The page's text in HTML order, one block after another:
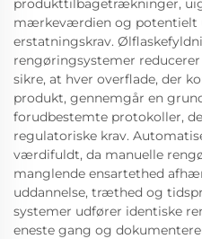
produkttilbagetrækninger,
mærkeværdien og potentielt
erstatningskrav.
rengøringsystemer
sikre, at hver overflade, der
produkt, gennemgår en
forudbestemte protokoller,
regulatoriske krav.
værdifuldt, da manuelle
manglende ensartethed
uddannelse, træthed og
systemer udfører identiske
eneste gang og